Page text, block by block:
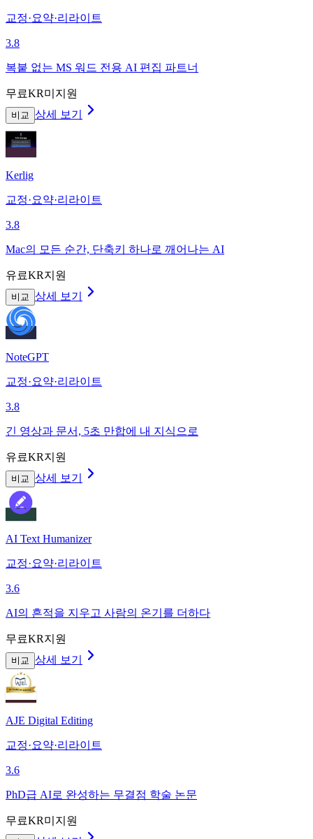
교정·요약·리라이트
3.8
복붙 없는 MS 워드 전용 AI 편집 파트너
무료KR미지원
비교 상세 보기
Kerlig
교정·요약·리라이트
3.8
Mac의 모든 순간, 단축키 하나로 깨어나는 AI
유료KR지원
비교 상세 보기
NoteGPT
교정·요약·리라이트
3.8
긴 영상과 문서, 5초 만합에 내 지식으로
유료KR지원
비교 상세 보기
AI Text Humanizer
교정·요약·리라이트
3.6
AI의 흔적을 지우고 사람의 온기를 더하다
무료KR지원
비교 상세 보기
AJE Digital Editing
교정·요약·리라이트
3.6
PhD급 AI로 완성하는 무결점 학술 논문
무료KR미지원